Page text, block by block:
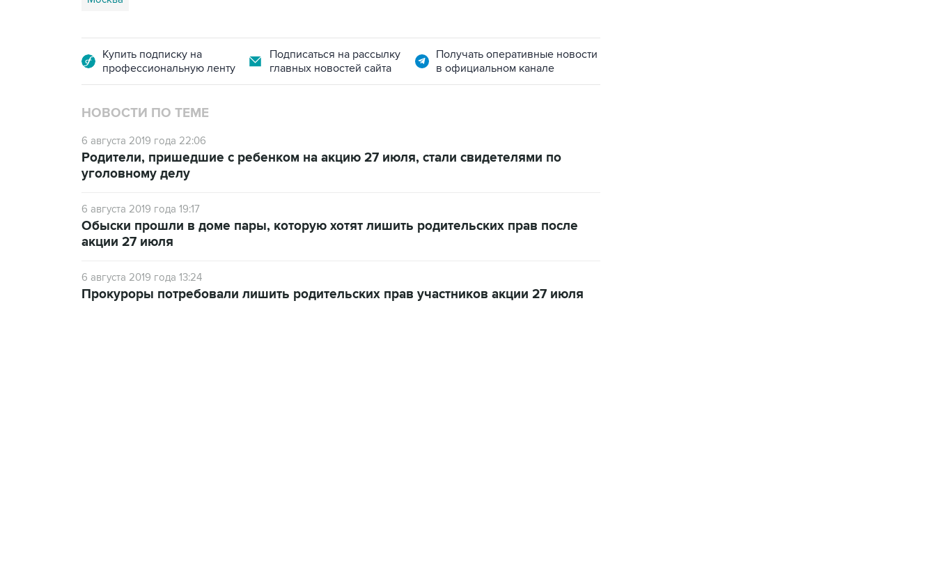
Купить подписку на
профессиональную ленту
Подписаться на рассылку
главных новостей сайта
Получать оперативные новости
в официальном канале
НОВОСТИ ПО ТЕМЕ
6 августа 2019 года 22:06
Родители, пришедшие с ребенком на акцию 27 июля, стали свидетелями по
уголовному делу
6 августа 2019 года 19:17
Обыски прошли в доме пары, которую хотят лишить родительских прав после
акции 27 июля
6 августа 2019 года 13:24
Прокуроры потребовали лишить родительских прав участников акции 27 июля